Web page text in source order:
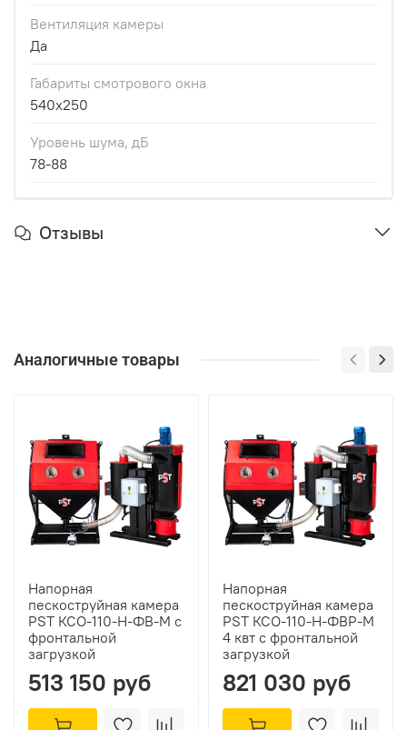
Вентиляция камеры
Да
Габариты смотрового окна
540x250
Уровень шума, дБ
78-88
Отзывы
Аналогичные товары
Напорная
пескоструйная камера
PST КСО-110-Н-ФВ-М с
фронтальной
загрузкой
513 150 руб
Напорная
пескоструйная камера
PST КСО-110-Н-ФВР-М
4 квт с фронтальной
загрузкой
821 030 руб